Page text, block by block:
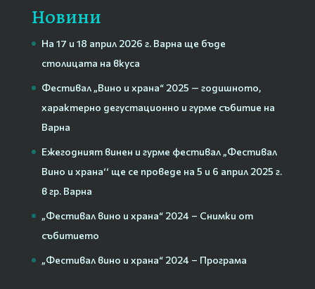
Новини
На 17 и 18 април 2026 г. Варна ще бъде
столицата на вкуса
Фестивал „Вино и храна“ 2025 — годишното,
характерно дегустационно и гурме събитие на
Варна
Ежегодният винен и гурме фестивал „Фестивал
Вино и храна‘‘ ще се проведе на 5 и 6 април 2025 г.
в гр. Варна
„Фестивал вино и храна“ 2024 – Снимки от
събитието
„Фестивал вино и храна“ 2024 – Програма